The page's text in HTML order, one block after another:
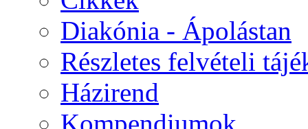
Diakónia - Ápolástan
Részletes felvételi
Házirend